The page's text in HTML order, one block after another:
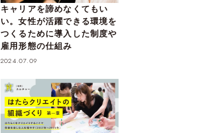
キャリアを諦めなくてもい
い。女性が活躍できる環境を
つくるために導入した制度や
雇用形態の仕組み
2024.07.09